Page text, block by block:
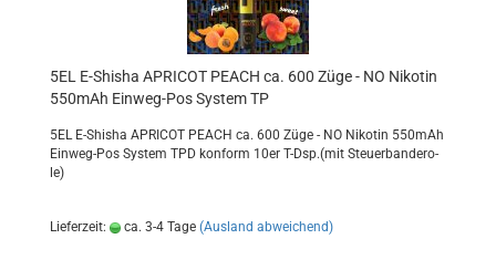
5EL E-​Shi­sha APRI­COT PEACH ca. 600 Züge - NO Ni­ko­tin
550mAh Einweg-​​Pos Sys­tem TP
5EL E-​Shisha APRI­COT PEACH ca. 600 Züge - NO Ni­ko­tin 550mAh
Einweg-​Pos Sys­tem TPD kon­form 10er T-Dsp.(mit Steu­er­ban­de­ro­
le)
Lieferzeit: ca. 3-4 Tage (Ausland abweichend)